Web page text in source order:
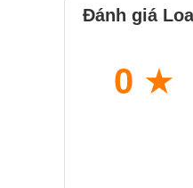
Đánh giá
0 ★